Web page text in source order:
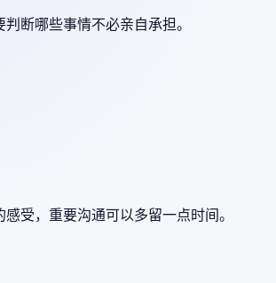
断哪些事情不必亲自承担。
受，重要沟通可以多留一点时间。